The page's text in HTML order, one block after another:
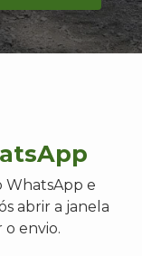
WhatsApp e
abrir a janela
envio.